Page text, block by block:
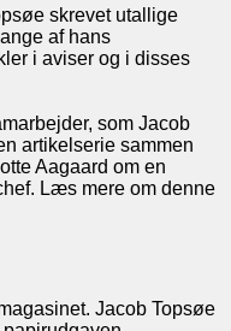
skrevet utallige
af hans
i aviser og i disses
som Jacob
artikelserie sammen
Aagaard om en
Læs mere om denne
Jacob Topsøe